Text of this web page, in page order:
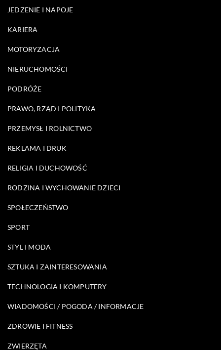
JEDZENIE I NAPOJE
KARIERA
MOTORYZACJA
NIERUCHOMOŚCI
PODRÓŻE
PRAWO, RZĄD I POLITYKA
PRZEMYSŁ I ROLNICTWO
REKLAMA I DRUK
RELIGIA I DUCHOWOŚĆ
RODZINA I WYCHOWANIE DZIECI
SPOŁECZEŃSTWO
SPORT
STYL I MODA
SZTUKA I ZAINTERESOWANIA
TECHNOLOGIA I KOMPUTERY
WIADOMOŚCI / POGODA / INFORMACJE
ZDROWIE I FITNESS
ZWIERZĘTA